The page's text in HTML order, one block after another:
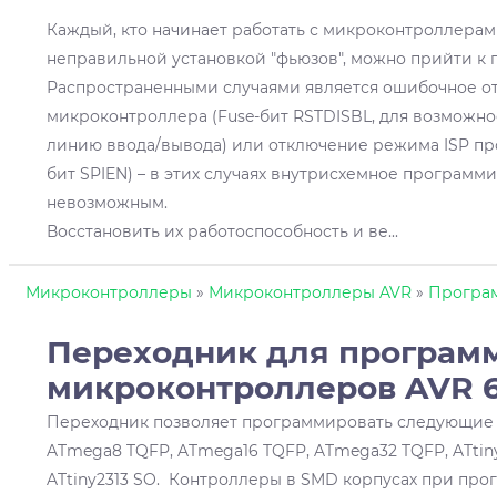
Каждый, кто начинает работать с
неправильной установкой "фьюзов", можно прийти к
Распространенными случаями является ошибочное
микроконтроллера (Fuse-бит RSTDISBL, для
линию ввода/вывода) или отключение режима ISP
бит SPIEN) – в этих случаях внутрисхемное
невозможным.
Восстановить их работоспособность и ве...
Микроконтроллеры » Микроконтроллеры AVR »
Переходник для
микроконтроллеров AVR
Переходник позволяет программировать
ATmega8 TQFP, ATmega16 TQFP, ATmega32 TQFP,
ATtiny2313 SO. Контроллеры в SMD корпусах при